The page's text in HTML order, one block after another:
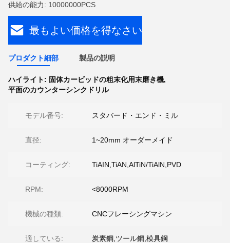
供給の能力: 10000000PCS
最もよい価格を得なさい
プロダクト細部 製品の説明
ハイライト: 固体カービッドの粗末化用末磨き機,
平面のカウンターシンクドリル
モデル番号: スタバード・エンド・ミル
直径: 1~20mm オーダーメイド
コーティング: TiAIN,TiAN,AlTiN/TiAlN,PVD
RPM: <8000RPM
機械の種類: CNCフレーシングマシン
適している: 炭素鋼,ツール鋼,模具鋼